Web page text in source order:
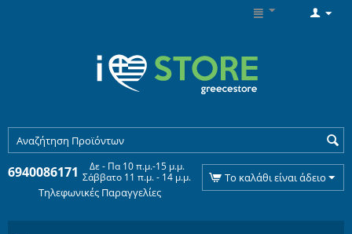
6940086171
Δε - Πα 10 π.μ.-15 μ.μ.
Σάββατο 11 π.μ. - 14 μ.μ.
Τηλεφωνικές Παραγγελίες
Το καλάθι είναι άδειο